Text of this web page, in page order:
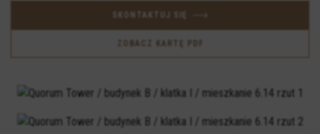
SKONTAKTUJ SIĘ
ZOBACZ KARTĘ PDF